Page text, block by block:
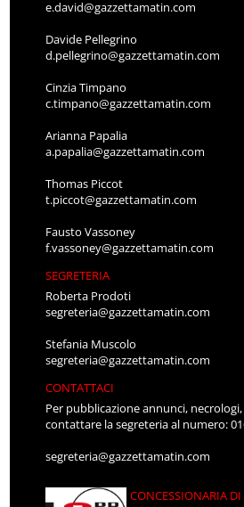
e.david@gazzettamatin.com
Davide Pellegrino
d.pellegrino@gazzettamatin.com
Cinzia Timpano
c.timpano@gazzettamatin.com
Arianna Papalia
a.papalia@gazzettamatin.com
Thomas Piccot
t.piccot@gazzettamatin.com
Fausto Vassoney
f.vassoney@gazzettamatin.com
SEGRETERIA
Roberta Prodoti
segreteria@gazzettamatin.com
Stefania Muscolo
segreteria@gazzettamatin.com
CONTATTACI
Per pubblicazione annunci,
contattare la segreteria al numero:
segreteria@gazzettamatin.com
CONCESSIONARIA